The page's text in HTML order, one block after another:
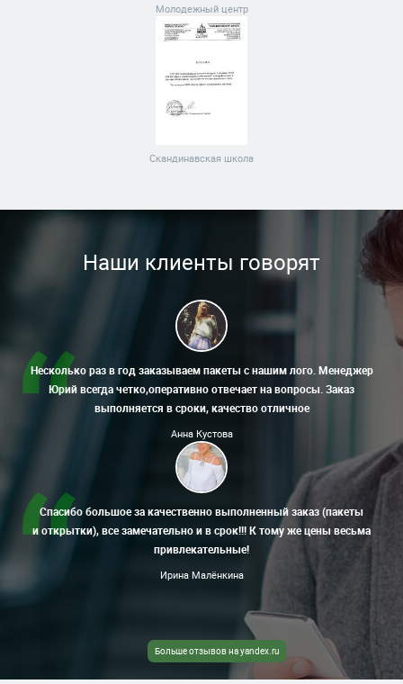
Молодежный центр
Скандинавская школа
Наши клиенты говорят
Несколько раз в год заказываем пакеты с нашим лого. Менеджер
Юрий всегда четко,оперативно отвечает на вопросы. Заказ
выполняется в сроки, качество отличное
Анна Кустова
Спасибо большое за качественно выполненный заказ (пакеты
и открытки), все замечательно и в срок!!! К тому же цены весьма
привлекательные!
Ирина Малёнкина
Больше отзывов на yandex.ru